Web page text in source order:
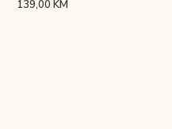
139,00KM